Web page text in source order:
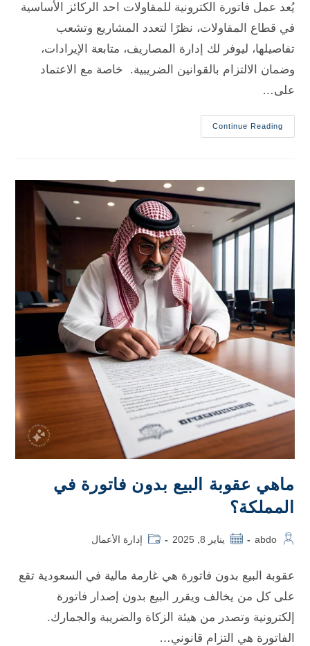
يُعد عمل فاتورة الكترونية للمقاولات احد الركائز الأساسية
في قطاع المقاولات، نظرًا لتعدد المشاريع وتشعب
تفاصيلها، ليوفر لك إدارة المصاريف، متابعة الإيرادات،
وضمان الالتزام بالقوانين الضريبية. خاصة مع الاعتماد
على…
Continue Reading
ماهي عقوبة البيع بدون فاتورة في
المملكة؟
abdo يناير 8, 2025 إدارة الأعمال
عقوبة البيع بدون فاتورة هي غارمة مالية في السعودية تقع
على كل من يخالف ويقرر البيع بدون إصدار فاتورة
إلكترونية وتصدر من هيئة الزكاة والضريبة والجمارك.
الفاتورة هي التزام قانوني…